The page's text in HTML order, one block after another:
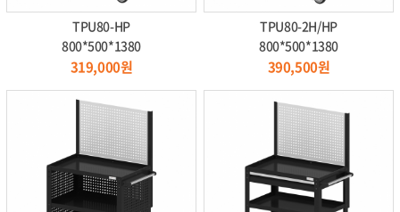
TPU80-HP
800*500*1380
319,000원
TPU80-2H/HP
800*500*1380
390,500원